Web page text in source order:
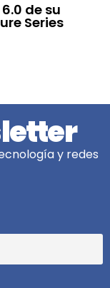
de su
Series
y redes